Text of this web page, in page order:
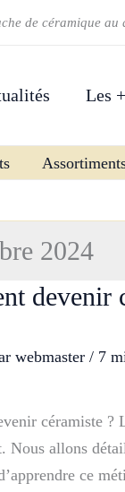
de céramique au
Les
2024
devenir
webmaster/ 7
céramiste ?
Nous allons
ce